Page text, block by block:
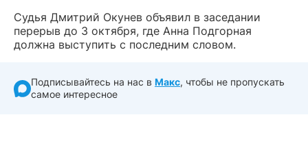
Судья Дмитрий Окунев объявил в заседании
перерыв до 3 октября, где Анна Подгорная
должна выступить с последним словом.
Подписывайтесь на нас в Макс, чтобы не пропускать
самое интересное